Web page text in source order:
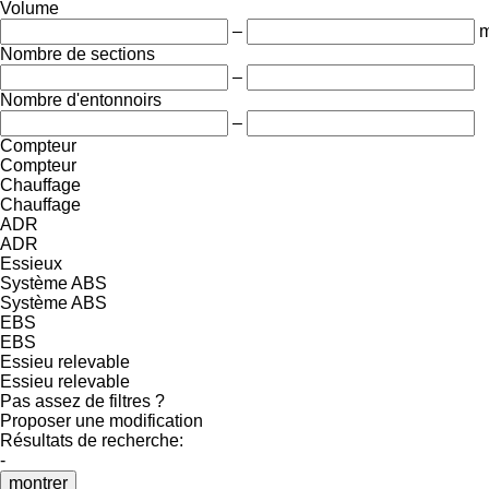
Volume
–
Nombre de sections
–
Nombre d'entonnoirs
–
Compteur
Compteur
Chauffage
Chauffage
ADR
ADR
Essieux
Système ABS
Système ABS
EBS
EBS
Essieu relevable
Essieu relevable
Pas assez de filtres ?
Proposer une modification
Résultats de recherche:
-
montrer